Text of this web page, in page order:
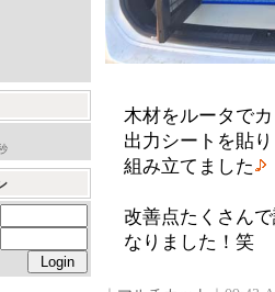
木材をルータで
出力シートを貼り
組み立てました
改善点たくさん
なりました！笑